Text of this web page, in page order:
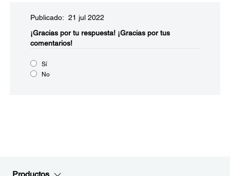
Publicado: 21 jul 2022
¡Gracias por tu respuesta! ¡Gracias por tus
comentarios!
Sí
No